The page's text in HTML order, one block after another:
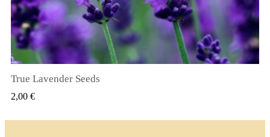
True Lavender Seeds
2,00 €